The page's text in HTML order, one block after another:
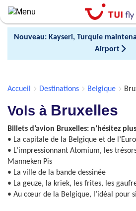
Skip
to
main
contentNouveau: Kayseri, Turquie
Airport
Accueil Destinations Belgique
Vols à Bruxelles
Billets d’avion Bruxelles: n’hésitez
• La capitale de la Belgique et de
• L’impressionnant Atomium, les
Manneken Pis
• La ville de la bande dessinée
• La geuze, la kriek, les frites, les
• Au cœur de la Belgique, l’idéal pour